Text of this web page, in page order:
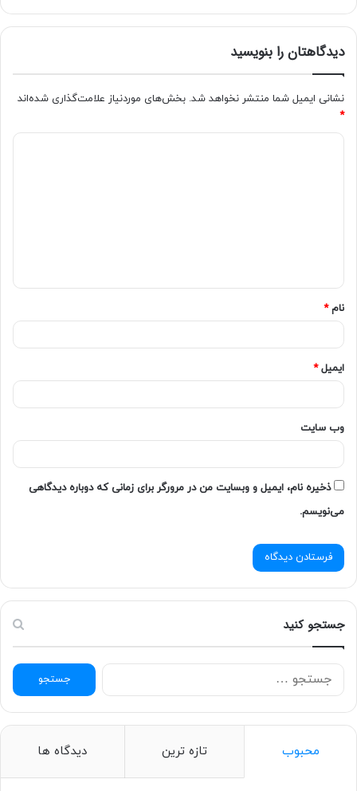
دیدگاهتان را بنویسید
نشانی ایمیل شما منتشر نخواهد شد. بخش‌های موردنیاز علامت‌گذاری شده‌اند
*
نام*
ایمیل*
وب‌ سایت
ذخیره نام، ایمیل و وبسایت من در مرورگر برای زمانی که دوباره دیدگاهی
می‌نویسم.
جستجو کنید
ج
س
ج
محبوب تازه ترین دیدگاه ها